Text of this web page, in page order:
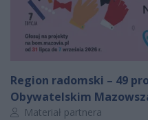
Region radomski – 49
Obywatelskim
Autor artykułu:
Materiał partnera